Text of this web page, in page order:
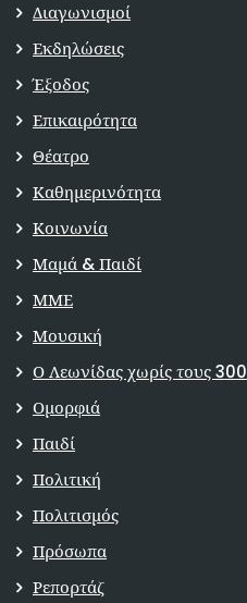
Διαγωνισμοί
Εκδηλώσεις
Έξοδος
Επικαιρότητα
Θέατρο
Καθημερινότητα
Κοινωνία
Μαμά & Παιδί
ΜΜΕ
Μουσική
Ο Λεωνίδας χωρίς τους 300
Ομορφιά
Παιδί
Πολιτική
Πολιτισμός
Πρόσωπα
Ρεπορτάζ